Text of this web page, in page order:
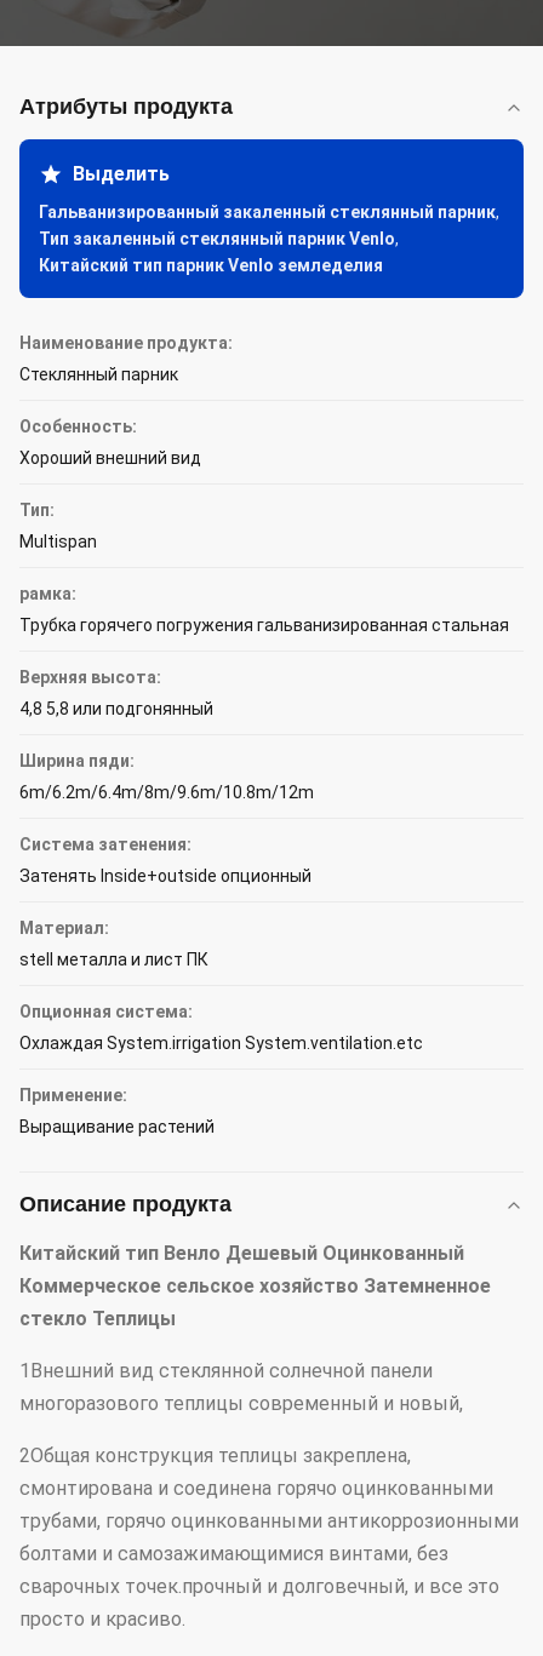
Атрибуты продукта
Выделить
Гальванизированный закаленный стеклянный парник,
Тип закаленный стеклянный парник Venlo,
Китайский тип парник Venlo земледелия
Наименование продукта:
Стеклянный парник
Особенность:
Хороший внешний вид
Тип:
Multispan
рамка:
Трубка горячего погружения гальванизированная стальная
Верхняя высота:
4,8 5,8 или подгонянный
Ширина пяди:
6m/6.2m/6.4m/8m/9.6m/10.8m/12m
Система затенения:
Затенять Inside+outside опционный
Материал:
stell металла и лист ПК
Опционная система:
Охлаждая System.irrigation System.ventilation.etc
Применение:
Выращивание растений
Описание продукта
Китайский тип Венло Дешевый Оцинкованный
Коммерческое сельское хозяйство Затемненное
стекло Теплицы
1Внешний вид стеклянной солнечной панели
многоразового теплицы современный и новый,
2Общая конструкция теплицы закреплена,
смонтирована и соединена горячо оцинкованными
трубами, горячо оцинкованными антикоррозионными
болтами и самозажимающимися винтами, без
сварочных точек.прочный и долговечный, и все это
просто и красиво.